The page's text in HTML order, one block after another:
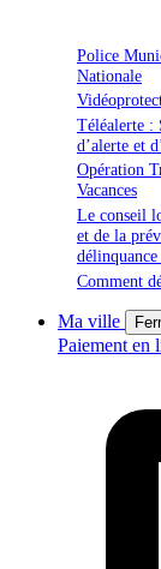
Police
Nationale
Téléalerte :
d’alerte et
Opération
Vacances
Le conseil
et de la
Comment
Ma ville
Paiement en